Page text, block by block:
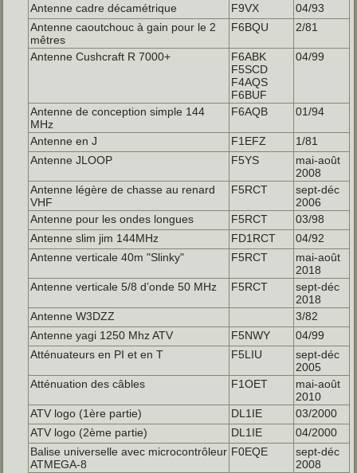
Antenne cadre décamétrique
F9VX
04/93
Antenne caoutchouc à gain pour le 2
mêtres
F6BQU 2/81
Antenne Cushcraft R 7000+
F6ABK
F5SCD
F4AQS
F6BUF
04/99
Antenne de conception simple 144
MHz
F6AQB 01/94
Antenne en J F1EFZ
1/81
Antenne JLOOP
F5YS
mai-août
2008
Antenne légère de chasse au renard
VHF
F5RCT
sept-déc
2006
Antenne pour les ondes longues
F5RCT
03/98
Antenne slim jim 144MHz
FD1RCT
04/92
Antenne verticale 40m "Slinky"
F5RCT
mai-août
2018
Antenne verticale 5/8 d’onde 50 MHz
F5RCT
sept-déc
2018
Antenne W3DZZ
3/82
Antenne yagi 1250 Mhz ATV
F5NWY
04/99
Atténuateurs en PI et en T
F5LIU
sept-déc
2005
Atténuation des câbles
F1OET
mai-août
2010
ATV logo (1ère partie)
DL1IE
03/2000
ATV logo (2ème partie)
DL1IE
04/2000
Balise universelle avec microcontrôleur
ATMEGA-8
F0EQE
sept-déc
2008